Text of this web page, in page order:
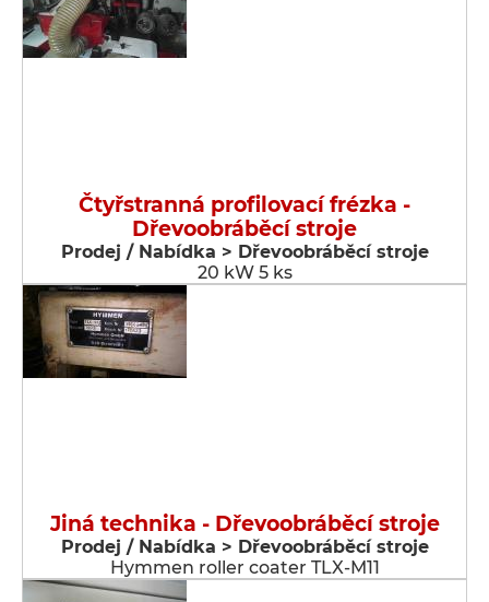
Čtyřstranná profilovací frézka -
Dřevoobráběcí stroje
Prodej / Nabídka > Dřevoobráběcí stroje
20 kW 5 ks
Jiná technika - Dřevoobráběcí stroje
Prodej / Nabídka > Dřevoobráběcí stroje
Hymmen roller coater TLX-M11